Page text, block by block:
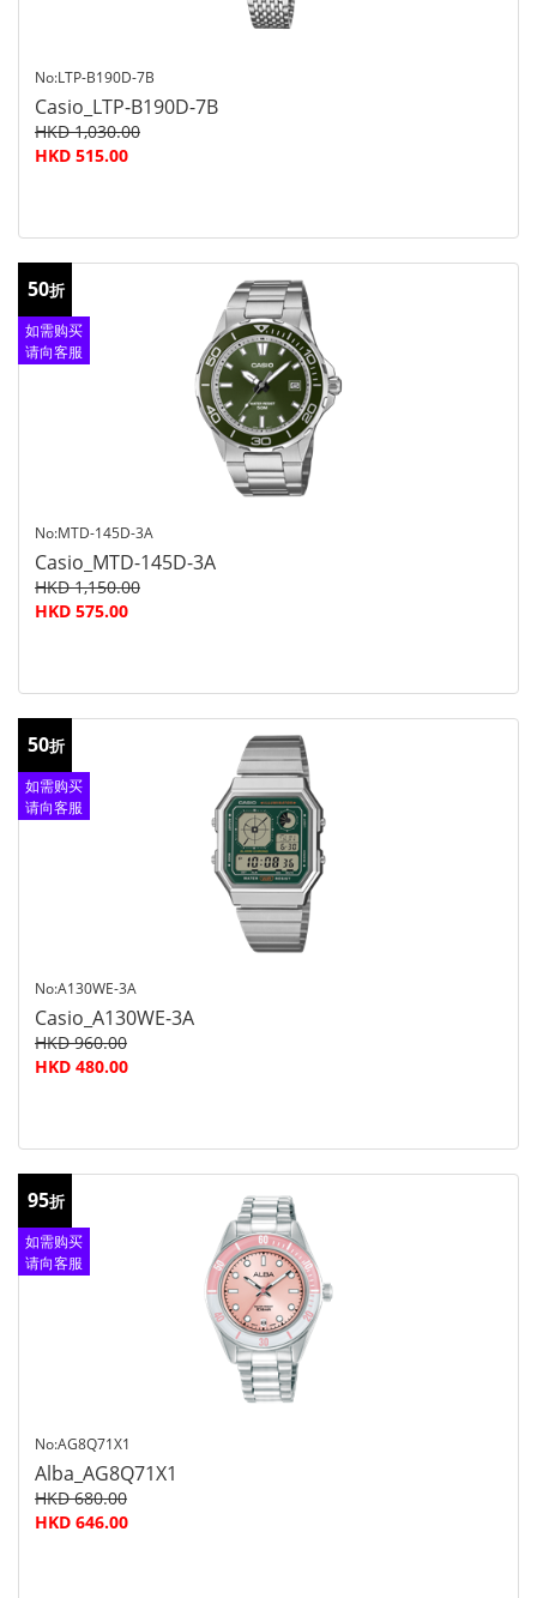
No:LTP-B190D-7B
Casio_LTP-B190D-7B
HKD 1,030.00
HKD 515.00
50折
如需购买
请向客服
No:MTD-145D-3A
Casio_MTD-145D-3A
HKD 1,150.00
HKD 575.00
50折
如需购买
请向客服
No:A130WE-3A
Casio_A130WE-3A
HKD 960.00
HKD 480.00
95折
如需购买
请向客服
No:AG8Q71X1
Alba_AG8Q71X1
HKD 680.00
HKD 646.00